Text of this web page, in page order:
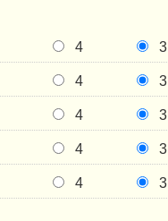
4 3
4 3
4 3
4 3
4 3